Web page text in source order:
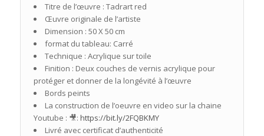
Titre de l’œuvre : Tadrart red
Œuvre originale de l’artiste
Dimension : 50 X 50 cm
format du tableau: Carré
Technique : Acrylique sur toile
Finition : Deux couches de vernis acrylique pour
protéger et donner de la longévité à l’œuvre
Bords peints
La construction de l’oeuvre en video sur la chaine
Youtube : 🎥: https://bit.ly/2FQBKMY
Livré avec certificat d’authenticité